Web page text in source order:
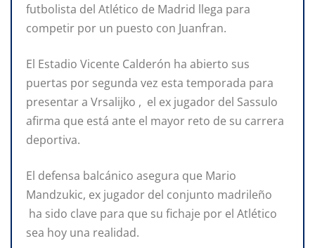
futbolista del Atlético de Madrid llega para
competir por un puesto con Juanfran.
El Estadio Vicente Calderón ha abierto sus
puertas por segunda vez esta temporada para
presentar a Vrsalijko , el ex jugador del Sassulo
afirma que está ante el mayor reto de su carrera
deportiva.
El defensa balcánico asegura que Mario
Mandzukic, ex jugador del conjunto madrileño
ha sido clave para que su fichaje por el Atlético
sea hoy una realidad.